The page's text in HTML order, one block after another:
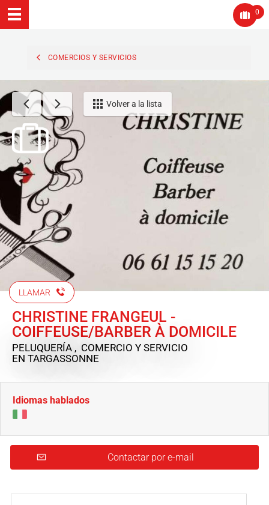
0
COMERCIOS Y SERVICIOS
Volver a la lista
LLAMAR
CHRISTINE FRANGEUL -
COIFFEUSE/BARBER À DOMICILE
PELUQUERÍA , COMERCIO Y SERVICIO
EN TARGASSONNE
Idiomas hablados
Contactar por e-mail